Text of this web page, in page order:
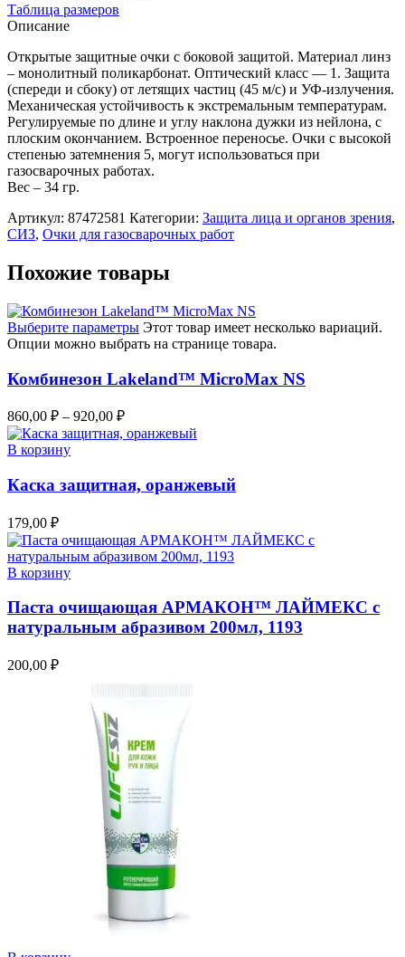
Таблица размеров
Описание
Открытые защитные очки с боковой защитой. Материал линз
– монолитный поликарбонат. Оптический класс — 1. Защита
(спереди и сбоку) от летящих частиц (45 м/с) и УФ-излучения.
Механическая устойчивость к экстремальным температурам.
Регулируемые по длине и углу наклона дужки из нейлона, с
плоским окончанием. Встроенное переносье. Очки с высокой
степенью затемнения 5, могут использоваться при
газосварочных работах.
Вес – 34 гр.
Артикул: 87472581 Категории: Защита лица и органов зрения,
СИЗ, Очки для газосварочных работ
Похожие товары
Выберите параметры Этот товар имеет несколько вариаций.
Опции можно выбрать на странице товара.
Комбинезон Lakeland™ MicroMax NS
860,00 ₽ – 920,00 ₽
В корзину
Каска защитная, оранжевый
179,00 ₽
В корзину
Паста очищающая АРМАКОН™ ЛАЙМЕКС с
натуральным абразивом 200мл, 1193
200,00 ₽